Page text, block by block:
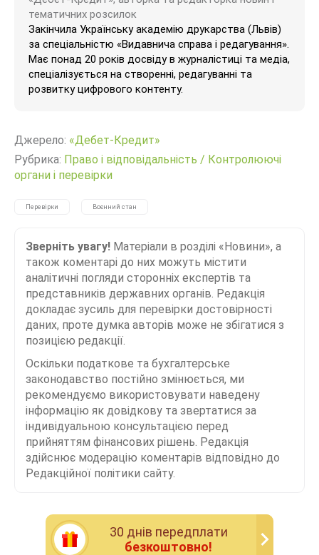
тематичних розсилок
Закінчила Українську академію друкарства (Львів)
за спеціальністю «Видавнича справа і редагування».
Має понад 20 років досвіду в журналістиці та медіа,
спеціалізується на створенні, редагуванні та
розвитку цифрового контенту.
Джерело: «Дебет-Кредит»
Рубрика: Право і відповідальність / Контролюючі
органи і перевірки
Перевірки Воєнний стан
Зверніть увагу! Матеріали в розділі «Новини», а
також коментарі до них можуть містити
аналітичні погляди сторонніх експертів та
представників державних органів. Редакція
докладає зусиль для перевірки достовірності
даних, проте думка авторів може не збігатися з
позицією редакції.
Оскільки податкове та бухгалтерське
законодавство постійно змінюється, ми
рекомендуємо використовувати наведену
інформацію як довідкову та звертатися за
індивідуальною консультацією перед
прийняттям фінансових рішень. Редакція
здійснює модерацію коментарів відповідно до
Редакційної політики сайту.
30 днiв передплати
безкоштовно!